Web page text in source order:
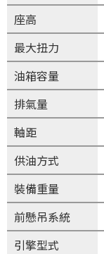
座高
最大扭力
油箱容量
排氣量
軸距
供油方式
裝備重量
前懸吊系統
引擎型式